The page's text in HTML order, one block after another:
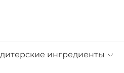
ингредиенты